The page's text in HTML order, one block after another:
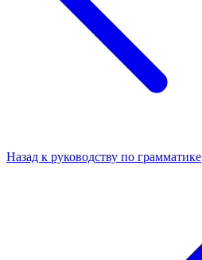
Назад к руководству по грамматике